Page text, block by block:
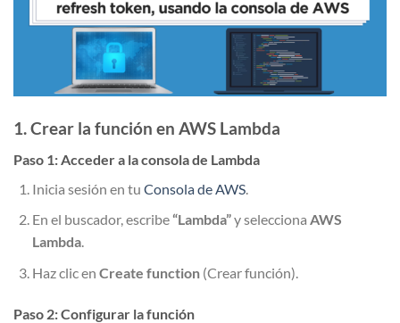
1. Crear la función en AWS Lambda
Paso 1: Acceder a la consola de Lambda
Inicia sesión en tu Consola de AWS.
En el buscador, escribe“Lambda”y selecciona AWS
Lambda.
Haz clic en Create function(Crear función).
Paso 2: Configurar la función